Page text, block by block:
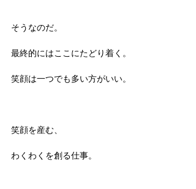
そうなのだ。
最終的にはここにたどり着く。
笑顔は一つでも多い方がいい。
笑顔を産む、
わくわくを創る仕事。